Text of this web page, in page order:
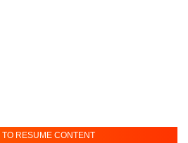
RESUME CONTENT